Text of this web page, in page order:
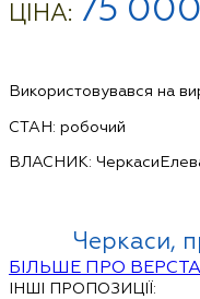
ЦІНА:
Використовувався на
СТАН: робочий
ВЛАСНИК:
Черкаси,
БІЛЬШЕ ПРО
ІНШІ ПРОПОЗИЦІЇ: